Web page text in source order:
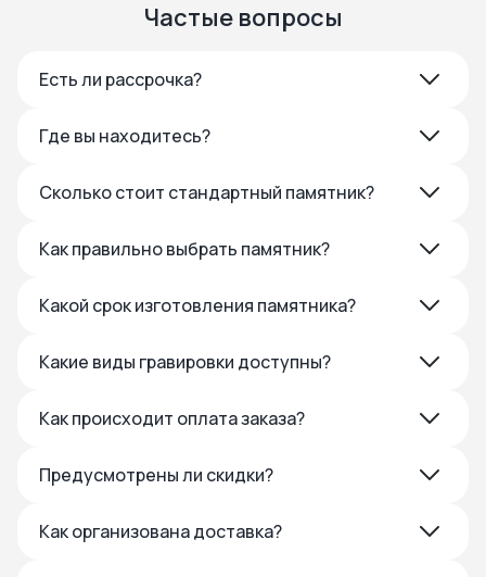
Частые вопросы
Есть ли рассрочка?
Где вы находитесь?
Сколько стоит стандартный памятник?
Как правильно выбрать памятник?
Какой срок изготовления памятника?
Какие виды гравировки доступны?
Как происходит оплата заказа?
Предусмотрены ли скидки?
Как организована доставка?